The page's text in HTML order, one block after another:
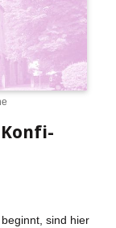
sind hier